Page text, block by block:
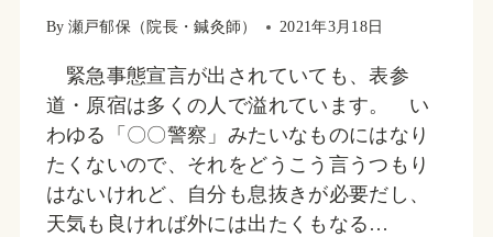
By 瀬戸郁保（院長・鍼灸師） 2021年3月18日
緊急事態宣言が出されていても、表参
道・原宿は多くの人で溢れています。 い
わゆる「〇〇警察」みたいなものにはなり
たくないので、それをどうこう言うつもり
はないけれど、自分も息抜きが必要だし、
天気も良ければ外には出たくもなる…